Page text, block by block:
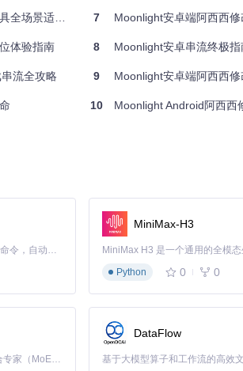
音频权限设置，确保Moonlight拥有录音和播
解码来优化性能。这些高级设置在电视版界
应用和PC端GeForce Experience；保持
器之间用网线连接，减少无线传输损耗。
化网络设置往往能获得最显著的体验提升。
景适配指南
体验指南
流全攻略
7 Moonlight安卓端阿西西修
8 Moonlight安卓串流终极
9 Moonlight安卓端阿西西
10 Moonlight Android阿西西
Claude Code 的开源替代方案。连接任意大模型，编辑代码，运行命令，自动验证 — 全自动执行。用 Rust 构建，极致性能。 ｜ An open-source alternative to Claude Code. Connect any LLM, edit code, run commands, and verify changes — autonomously. Built in Rust for speed. Get Started
MiniMax-H3
Python
0 0
Kimi K3 是Kimi能力最强的模型：这是一个拥有 2.8 万亿参数的混合专家（MoE）模型，具备原生视觉理解能力，并支持 100 万 token 的上下文窗口。
DataFlow
基于大模型算子和工作流的高效